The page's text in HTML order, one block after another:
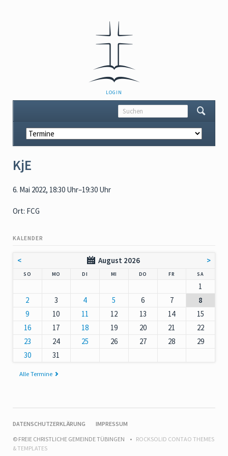
NAVIGATION
ÜBERSPRINGEN
LOGIN
Navigation
überspringen
KjE
6. Mai 2022, 18:30 Uhr–19:30 Uhr
Ort: FCG
KALENDER
< August 2026 >
SO MO DI MI DO NNERSTAG
FR SAMSTAG
1
2
3 4 5 6 7
8
9
10 11 12 13 14
15
16
17 18 19 20 21
22
23
24 25 26 27 28
29
30
31
Alle Termine
NAVIGATION
DATENSCHUTZERKLÄRUNG
IMPRESSUM
© FREIE CHRISTLICHE GEMEINDE TÜBINGEN
ROCKSOLID CONTAO THEMES
& TEMPLATES